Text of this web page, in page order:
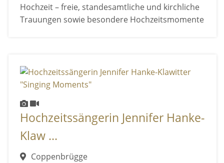
Hochzeit – freie, standesamtliche und kirchliche
Trauungen sowie besondere Hochzeitsmomente
Hochzeitssängerin Jennifer Hanke-
Klaw ...
Coppenbrügge